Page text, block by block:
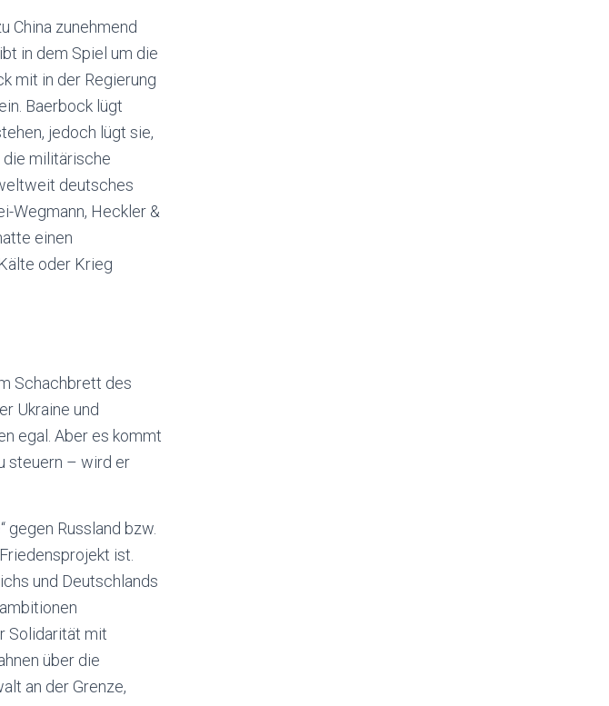
China zunehmend
in dem Spiel um die
mit in der Regierung
Baerbock lügt
jedoch lügt sie,
die militärische
deutsches
Wegmann, Heckler &
einen
oder Krieg
Schachbrett des
Ukraine und
egal. Aber es kommt
steuern – wird er
gegen Russland bzw.
ist.
und Deutschlands
Solidarität mit
über die
an der Grenze,